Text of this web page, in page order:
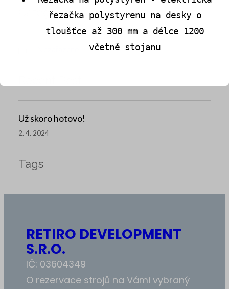
Categories
Už skoro hotovo!
2. 4. 2024
Tags
RETIRO DEVELOPMENT
S.R.O.
IČ: 03604349
O rezervace strojů na Vámi vybraný
řezačka polystyrenu na desky o
tloušťce až 300 mm a délce 1200
včetně stojanu